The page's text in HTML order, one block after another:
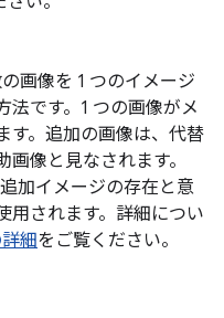
画像を 1 つのイメージ
法です。1 つの画像がメ
す。追加の画像は、代替
像と見なされます。
加イメージの存在と意
用されます。詳細につい
細をご覧ください。